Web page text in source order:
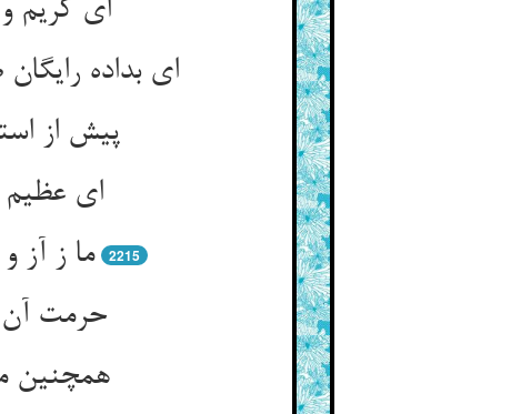
ای کریم
ای بداده
پیش از
ای عظیم
ما ز آز
2215
حرمت آن
همچنین